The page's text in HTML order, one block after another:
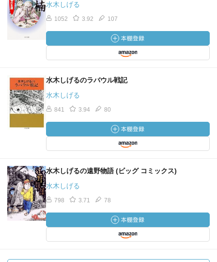
水木しげる
1052 3.92 107
水木しげるのラバウル戦記
水木しげる
841 3.94 80
水木しげるの遠野物語 (ビッグ コミックス)
水木しげる
798 3.71 78